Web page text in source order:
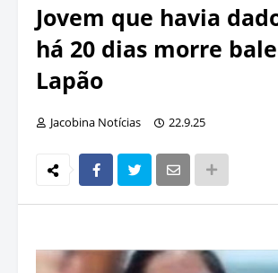
Jovem que havia
há 20 dias morre
Lapão
Jacobina Notícias 22.9.25